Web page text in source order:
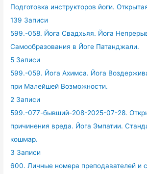
Подготовка инструкторов йоги.
139 Записи
599.-058. Йога Свадхьяя. Йога
Самообразования в Йоге Патанджали.
5 Записи
599.-059. Йога Ахимса. Йога
при Малейшей Возможности.
2 Записи
599.-077-бывший-208-2025-07-28.
причинения вреда. Йога Эмпатии.
кошмар.
3 Записи
600. Личные номера преподавателей и